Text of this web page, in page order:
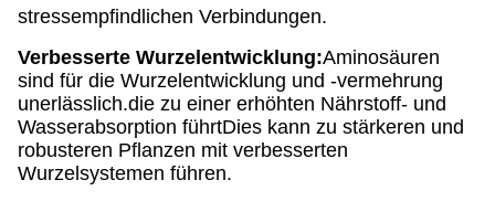
stressempfindlichen Verbindungen.
Verbesserte Wurzelentwicklung:Aminosäuren
sind für die Wurzelentwicklung und -vermehrung
unerlässlich.die zu einer erhöhten Nährstoff- und
Wasserabsorption führtDies kann zu stärkeren und
robusteren Pflanzen mit verbesserten
Wurzelsystemen führen.